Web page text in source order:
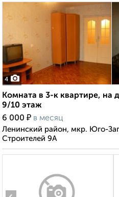
4
Комната в 3-к квартире, на
9/10 этаж
6 000 ₽ в месяц
Ленинский район, мкр. Юго-
Строителей 9А